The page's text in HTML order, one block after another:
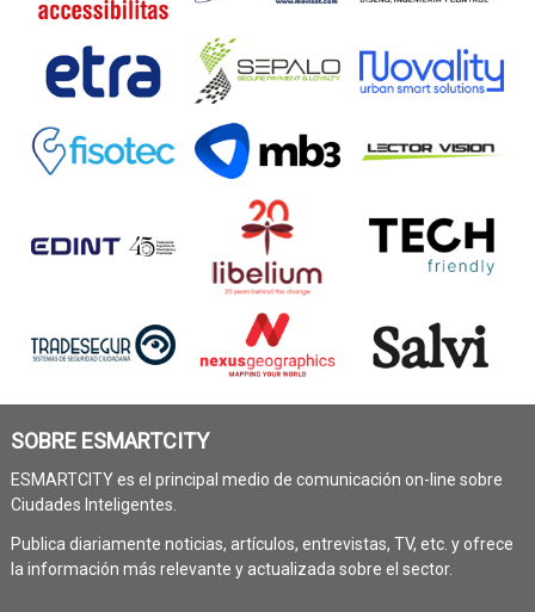
SOBRE ESMARTCITY
ESMARTCITY es el principal medio de comunicación on-line sobre
Ciudades Inteligentes.
Publica diariamente noticias, artículos, entrevistas, TV, etc. y ofrece
la información más relevante y actualizada sobre el sector.